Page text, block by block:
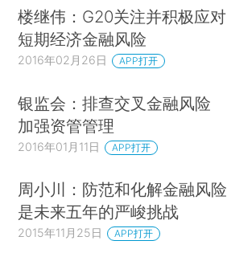
楼继伟：G20关注并积极应对
短期经济金融风险
2016年02月26日 APP打开
银监会：排查交叉金融风险
加强资管管理
2016年01月11日 APP打开
周小川：防范和化解金融风险
是未来五年的严峻挑战
2015年11月25日 APP打开